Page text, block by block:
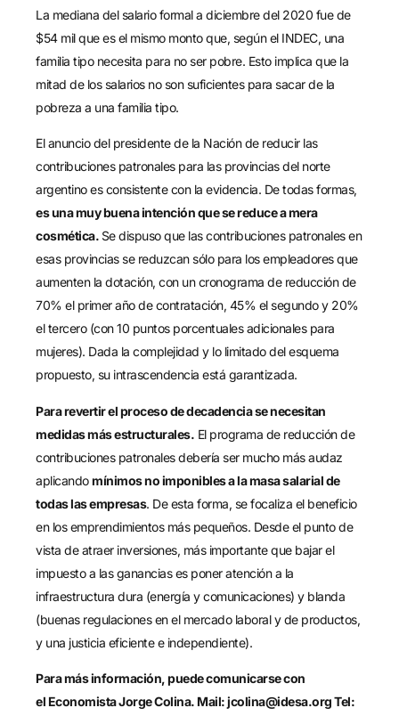
La mediana del salario formal a diciembre del 2020 fue de
$54 mil que es el mismo monto que, según el INDEC, una
familia tipo necesita para no ser pobre. Esto implica que la
mitad de los salarios no son suficientes para sacar de la
pobreza a una familia tipo.
El anuncio del presidente de la Nación de reducir las
contribuciones patronales para las provincias del norte
argentino es consistente con la evidencia. De todas formas,
es una muy buena intención que se reduce a mera
cosmética. Se dispuso que las contribuciones patronales en
esas provincias se reduzcan sólo para los empleadores que
aumenten la dotación, con un cronograma de reducción de
70% el primer año de contratación, 45% el segundo y 20%
el tercero (con 10 puntos porcentuales adicionales para
mujeres). Dada la complejidad y lo limitado del esquema
propuesto, su intrascendencia está garantizada.
Para revertir el proceso de decadencia se necesitan
medidas más estructurales. El programa de reducción de
contribuciones patronales debería ser mucho más audaz
aplicandomínimos no imponibles a la masa salarial de
todas las empresas. De esta forma, se focaliza el beneficio
en los emprendimientos más pequeños. Desde el punto de
vista de atraer inversiones, más importante que bajar el
impuesto a las ganancias es poner atención a la
infraestructura dura (energía y comunicaciones) y blanda
(buenas regulaciones en el mercado laboral y de productos,
y una justicia eficiente e independiente).
Para más información, puede comunicarse con
el Economista Jorge Colina. Mail: jcolina@idesa.org Tel: